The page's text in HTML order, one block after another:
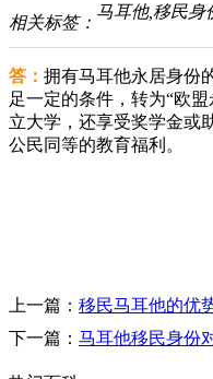
相关标签：
马耳他,移民身
答： 拥有马耳他永居身份
足一定的条件，转为“欧
立大学，还享受奖学金或
公民同等的教育福利。
上一篇： 移民马耳他的优
下一篇： 马耳他移民身份